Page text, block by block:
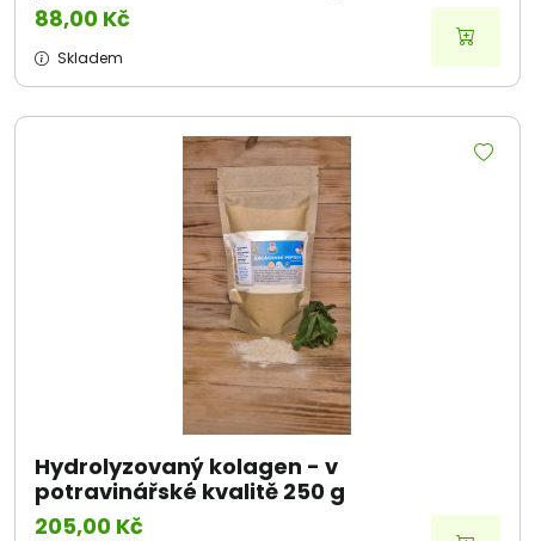
88,00 Kč
Skladem
Hydrolyzovaný kolagen - v
potravinářské kvalitě 250 g
205,00 Kč